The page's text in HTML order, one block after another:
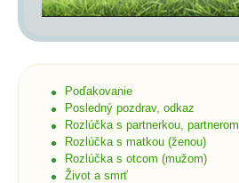
Poďakovanie
Posledný pozdrav, odkaz
Rozlúčka s partnerkou, partnerom
Rozlúčka s matkou (ženou)
Rozlúčka s otcom (mužom)
Život a smrť